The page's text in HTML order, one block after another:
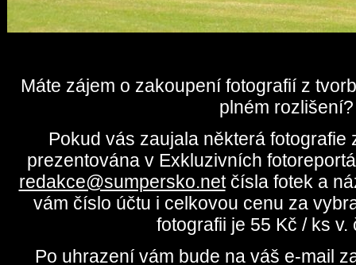
Máte zájem o zakoupení fotografií z
plném rozlišení?
Pokud vás zaujala některá fotografie
prezentována v Exkluzivních
redakce@sumpersko.netčísla fotek a
vám číslo účtu i celkovou cenu za
fotografii je 55 Kč / ks v.
Po uhrazení vám bude na váš e-mail